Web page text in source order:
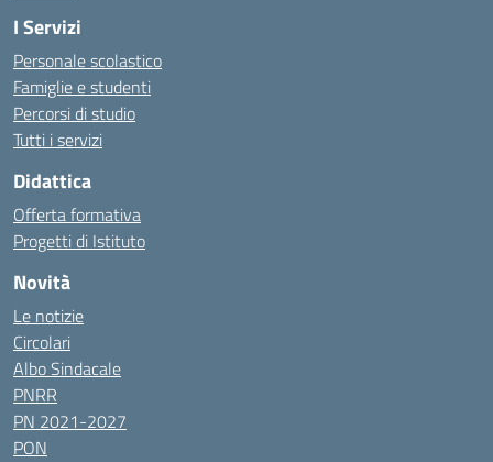
I Servizi
Personale scolastico
Famiglie e studenti
Percorsi di studio
Tutti i servizi
Didattica
Offerta formativa
Progetti di Istituto
Novità
Le notizie
Circolari
Albo Sindacale
PNRR
PN 2021-2027
PON